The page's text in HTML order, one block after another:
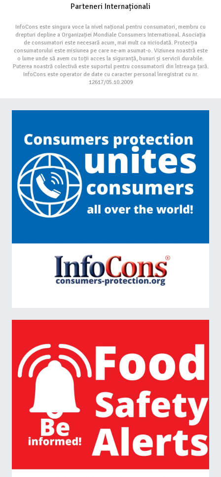
Parteneri Internaționali
InfoCons este singura voce la nivel național pentru consumatori, membru cu
drepturi depline a Organizației Mondiale Consumers International. Asociația
de consumatori este necesară acum, mai mult ca niciodată. Protecția
consumatorului este misiunea pe care ne-am asumat-o. Viziunea noastră este
o lume unde să avem cu toții acces la siguranță, bunuri și servicii durabile.
Puterea noastră colectivă este suportul pentru consumatorii din întreaga țară.
InfoCons este operator de date cu caracter personal înregistrat cu nr.
12617/05.10.2009